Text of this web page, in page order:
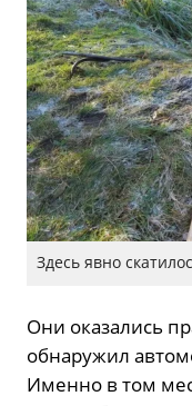
Здесь явно
Они оказались
обнаружил
Именно в том